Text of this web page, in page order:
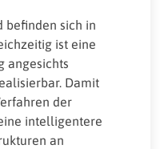
befinden sich in
ist eine
angesichts
Damit
der
intelligentere
an